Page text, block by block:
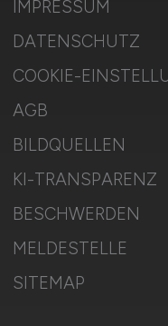
IMPRESSUM
DATENSCHUTZ
COOKIE-
AGB
BILDQUELLEN
KI-TRANSPARENZ
BESCHWERDEN
MELDESTELLE
SITEMAP